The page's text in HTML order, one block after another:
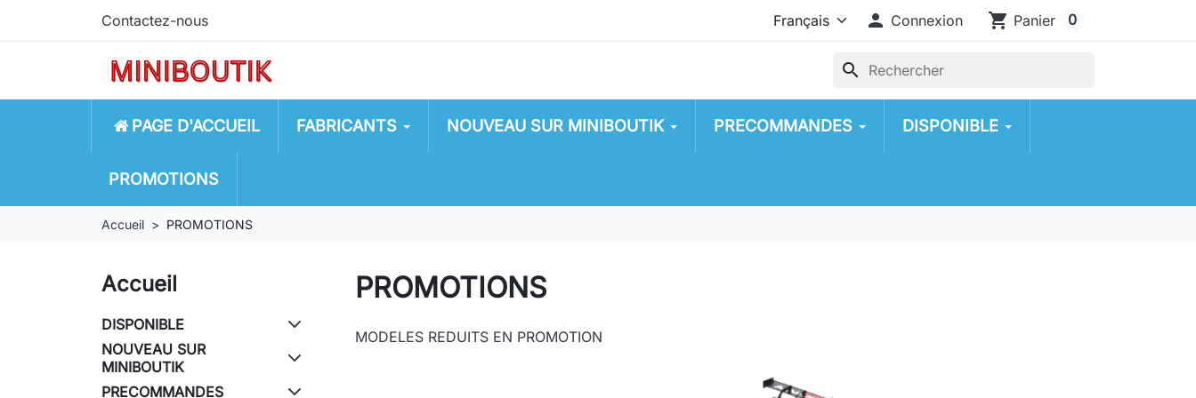
Contactez-nous  Connexion shopping_cart Panier 0
search
PAGE D'ACCUEIL FABRICANTS NOUVEAU SUR MINIBOUTIK PRECOMMANDES DISPONIBLE
PROMOTIONS
Accueil PROMOTIONS
Accueil
DISPONIBLE
NOUVEAU SUR
MINIBOUTIK
PRECOMMANDES
PROMOTIONS
MODELES REDUITS EN PROMOTION